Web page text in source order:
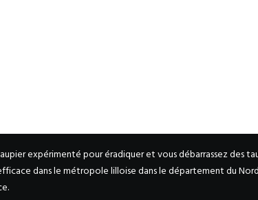
expérimenté pour éradiquer et vous débarrassez des
dans le métropole lilloise dans le département du